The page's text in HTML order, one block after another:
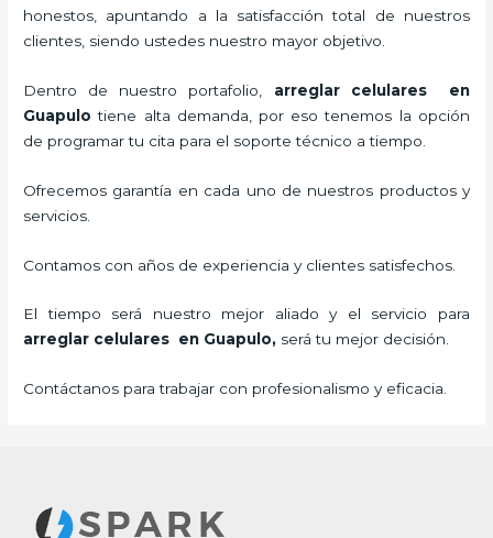
honestos, apuntando a la satisfacción total de nuestros
clientes, siendo ustedes nuestro mayor objetivo.
Dentro de nuestro portafolio, arreglar celulares en
Guapulo tiene alta demanda, por eso tenemos la opción
de programar tu cita para el soporte técnico a tiempo.
Ofrecemos garantía en cada uno de nuestros productos y
servicios.
Contamos con años de experiencia y clientes satisfechos.
El tiempo será nuestro mejor aliado y el servicio para
arreglar celulares en Guapulo, será tu mejor decisión.
Contáctanos para trabajar con profesionalismo y eficacia.